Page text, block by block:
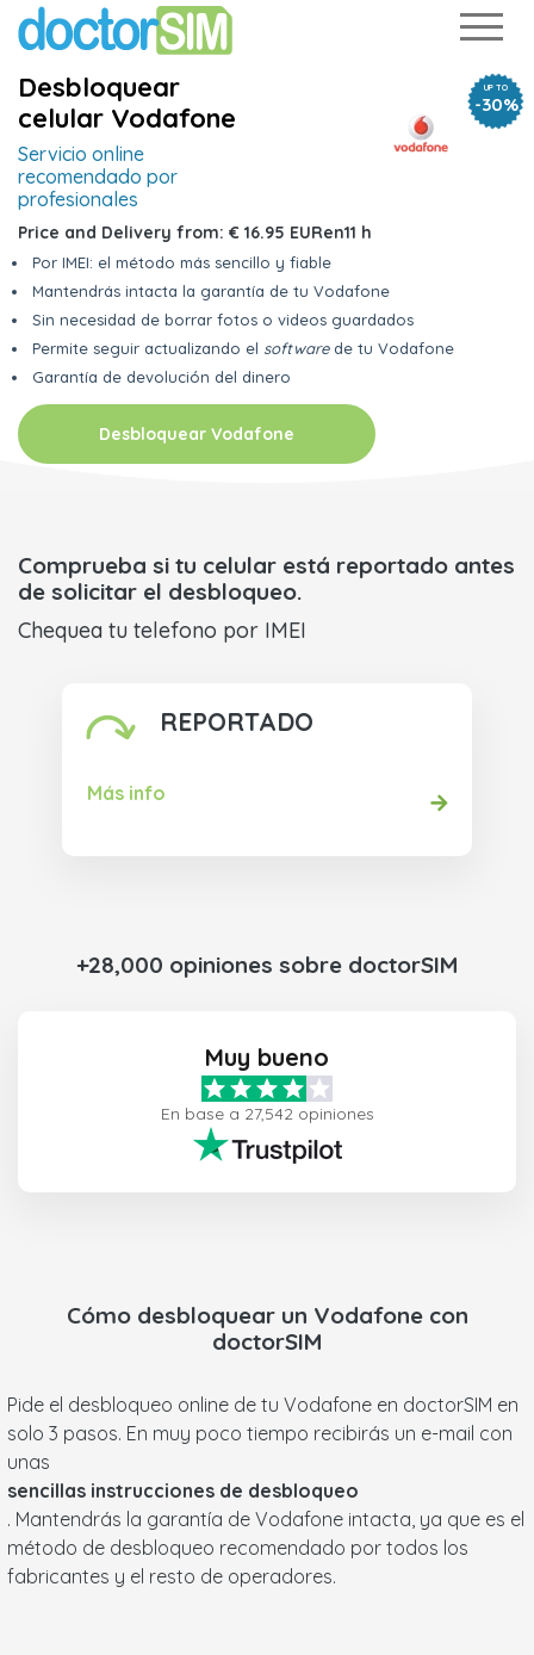
UP TO
-30%
Desbloquear
celular Vodafone
Servicio online
recomendado por
profesionales
Price and Delivery from: € 16.95 EURen11 h
Por IMEI: el método más sencillo y fiable
Mantendrás intacta la garantía de tu Vodafone
Sin necesidad de borrar fotos o videos guardados
Permite seguir actualizando el softwarede tu Vodafone
Garantía de devolución del dinero
Desbloquear Vodafone
Comprueba si tu celular está reportado antes
de solicitar el desbloqueo.
Chequea tu telefono por IMEI
REPORTADO
Más info
+28,000 opiniones sobre doctorSIM
Muy bueno
En base a 27,542 opiniones
Cómo desbloquear un Vodafonecon
doctorSIM
Pide el desbloqueo online de tu Vodafone en doctorSIM en
solo 3 pasos. En muy poco tiempo recibirás un e-mail con
unas
sencillas instrucciones de desbloqueo
. Mantendrás la garantía de Vodafone intacta, ya que es el
método de desbloqueo recomendado por todos los
fabricantes y el resto de operadores.